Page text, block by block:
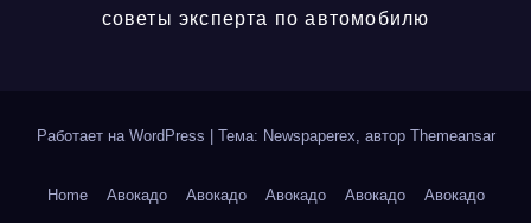
советы эксперта по автомобилю
Работает на WordPress Тема: Newspaperex, автор Themeansar
Home Авокадо Авокадо Авокадо Авокадо Авокадо